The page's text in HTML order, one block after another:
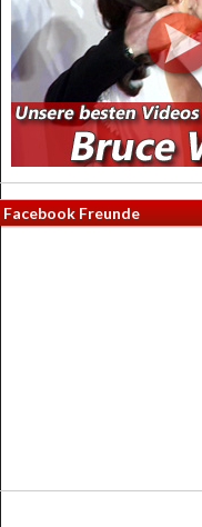
Facebook Freunde